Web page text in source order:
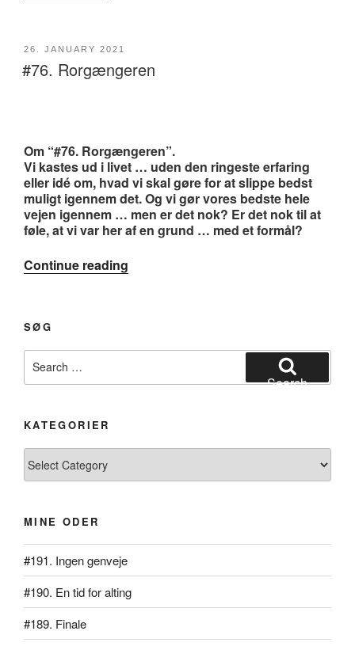
vej”
POSTED
26. JANUARY 2021
#76. Rorgængeren
Om “#76. Rorgængeren”.
Vi kastes ud i livet … uden den ringeste erfaring
eller idé om, hvad vi skal gøre for at slippe bedst
muligt igennem det. Og vi gør vores bedste hele
vejen igennem … men er det nok? Er det nok til at
føle, at vi var her af en grund … med et formål?
Continue reading
Rorgængeren”
SØG
for:
Search
KATEGORIER
MINE ODER
#191. Ingen genveje
#190. En tid for alting
#189. Finale